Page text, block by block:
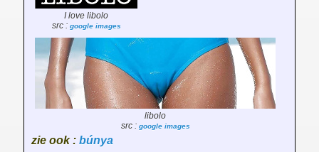
I love libolo
src : google images
libolo
src : google images
zie ook : búnya